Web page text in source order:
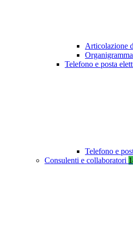
Articolazione
Organigramma
Telefono e posta
Telefono e
Consulenti e collaboratori